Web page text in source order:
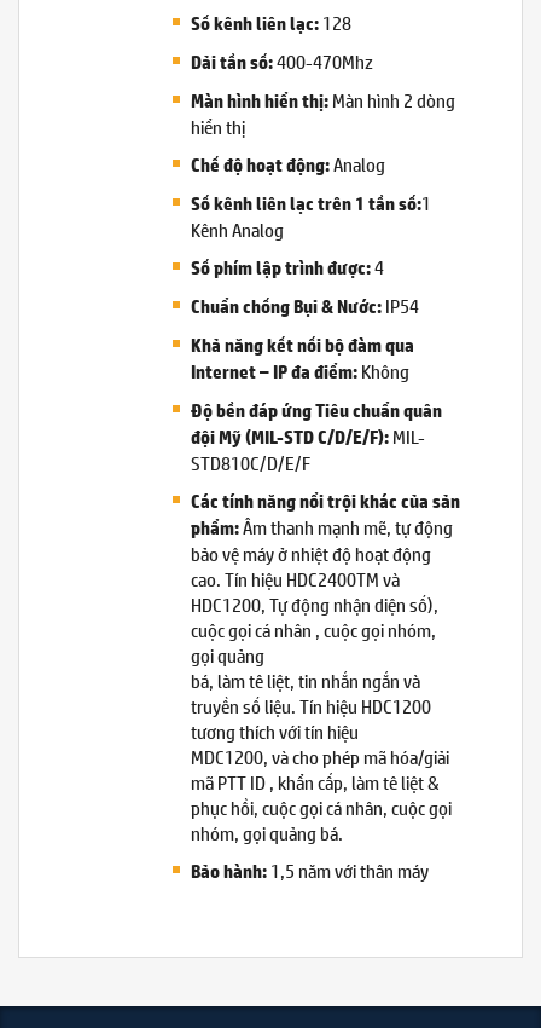
Số kênh liên lạc:128
Dải tần số:400-470Mhz
Màn hình hiển thị:Màn hình 2 dòng
hiển thị
Chế độ hoạt động:Analog
Số kênh liên lạc trên 1 tần số:1
Kênh Analog
Số phím lập trình được:4
Chuẩn chống Bụi & Nước:IP54
Khả năng kết nối bộ đàm qua
Internet – IP đa điểm:Không
Độ bền đáp ứng Tiêu chuẩn quân
đội Mỹ (MIL-STD C/D/E/F):MIL-
STD810C/D/E/F
Các tính năng nổi trội khác của sản
phẩm:Âm thanh mạnh mẽ, tự động
bảo vệ máy ở nhiệt độ hoạt động
cao. Tín hiệu HDC2400TM và
HDC1200, Tự động nhận diện số),
cuộc gọi cá nhân , cuộc gọi nhóm,
gọi quảng
bá, làm tê liệt, tin nhắn ngắn và
truyền số liệu. Tín hiệu HDC1200
tương thích với tín hiệu
MDC1200, và cho phép mã hóa/giải
mã PTT ID , khẩn cấp, làm tê liệt &
phục hồi, cuộc gọi cá nhân, cuộc gọi
nhóm, gọi quảng bá.
Bảo hành:1,5 năm với thân máy